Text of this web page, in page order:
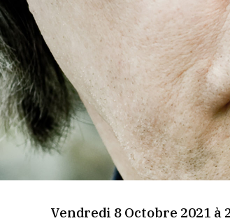
Vendredi 8 Octobre 2021 à